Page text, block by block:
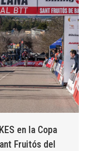
en la Copa
Fruitós del